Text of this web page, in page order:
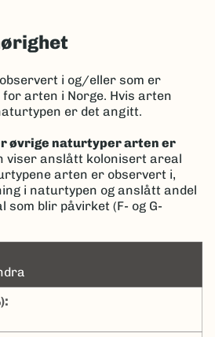
i og/eller som er
arten i Norge. Hvis arten
er det angitt.
øvrige naturtyper arten er
viser anslått kolonisert areal
arten er observert i,
i naturtypen og anslått andel
blir påvirket (F- og G-